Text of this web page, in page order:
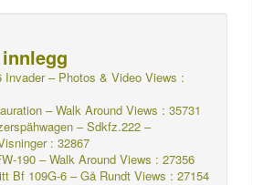
Invader – Photos & Video Views :
– Walk Around Views : 35731
– Sdkfz.222 –
: 32867
190 – Walk Around Views : 27356
Bf 109G-6 – Gå Rundt Views : 27154